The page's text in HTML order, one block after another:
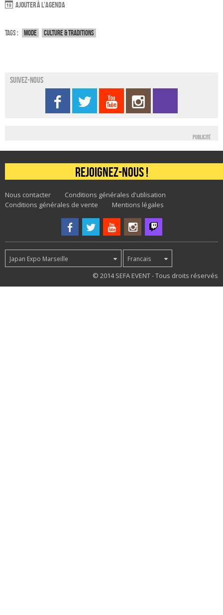
Ajouter à l'agenda
Tags : Mode Culture & traditions
Suivez-nous
Publicité
Rejoignez-nous !
Nous contacter
Conditions générales d'utilisation
Conditions générales de vente
Mentions légales
Japan Expo Marseille Francais
© 2014 SEFA EVENT - Tous droits réservés